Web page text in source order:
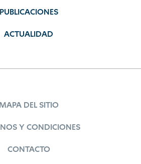
PUBLICACIONES
ACTUALIDAD
MAPA DEL SITIO
Y CONDICIONES
CONTACTO